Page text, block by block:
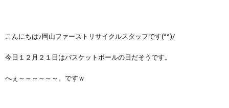
こんにちは♪岡山ファーストリサイクルスタッフです(^^)/
今日１２月２１日はバスケットボールの日だそうです。
へぇ～～～～～～。ですｗ